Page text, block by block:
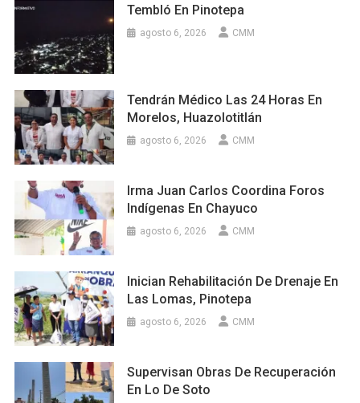
Tembló En Pinotepa
agosto 6, 2026 CMM
Tendrán Médico Las 24 Horas En
Morelos, Huazolotitlán
agosto 6, 2026 CMM
Irma Juan Carlos Coordina Foros
Indígenas En Chayuco
agosto 6, 2026 CMM
Inician Rehabilitación De Drenaje En
Las Lomas, Pinotepa
agosto 6, 2026 CMM
Supervisan Obras De Recuperación
En Lo De Soto